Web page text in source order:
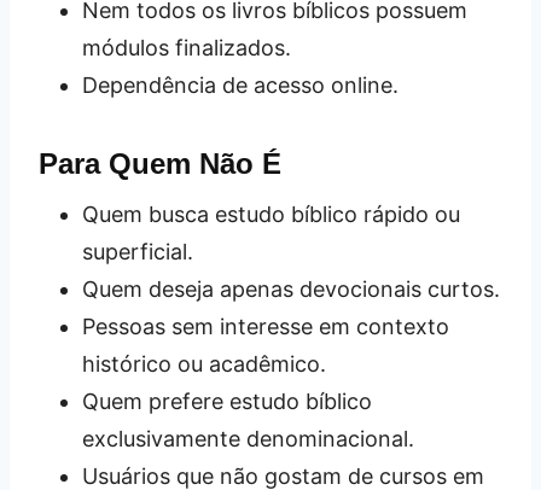
Nem todos os livros bíblicos possuem
módulos finalizados.
Dependência de acesso online.
Para Quem Não É
Quem busca estudo bíblico rápido ou
superficial.
Quem deseja apenas devocionais curtos.
Pessoas sem interesse em contexto
histórico ou acadêmico.
Quem prefere estudo bíblico
exclusivamente denominacional.
Usuários que não gostam de cursos em